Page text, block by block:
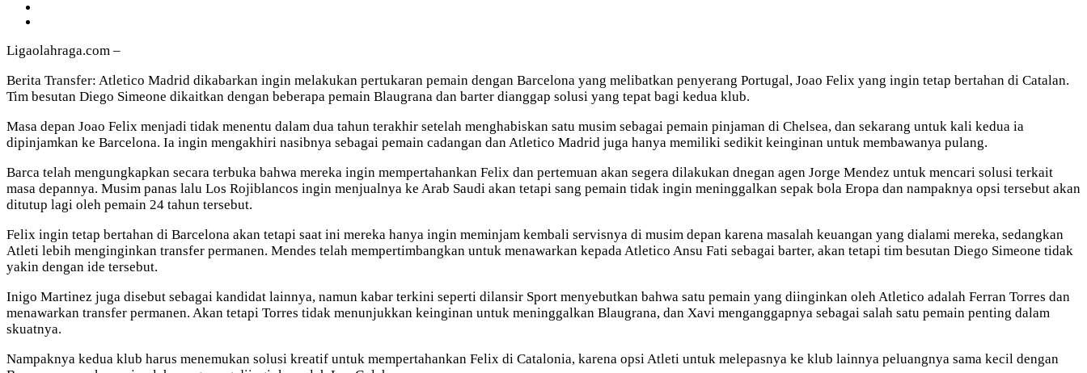
Ligaolahraga.com –
Berita Transfer: Atletico Madrid dikabarkan ingin melakukan pertukaran pemain dengan Barcelona yang melibatkan penyerang Portugal, Joao Felix yang ingin tetap bertahan di Catalan.
Tim besutan Diego Simeone dikaitkan dengan beberapa pemain Blaugrana dan barter dianggap solusi yang tepat bagi kedua klub.
Masa depan Joao Felix menjadi tidak menentu dalam dua tahun terakhir setelah menghabiskan satu musim sebagai pemain pinjaman di Chelsea, dan sekarang untuk kali kedua ia
dipinjamkan ke Barcelona. Ia ingin mengakhiri nasibnya sebagai pemain cadangan dan Atletico Madrid juga hanya memiliki sedikit keinginan untuk membawanya pulang.
Barca telah mengungkapkan secara terbuka bahwa mereka ingin mempertahankan Felix dan pertemuan akan segera dilakukan dnegan agen Jorge Mendez untuk mencari solusi terkait
masa depannya. Musim panas lalu Los Rojiblancos ingin menjualnya ke Arab Saudi akan tetapi sang pemain tidak ingin meninggalkan sepak bola Eropa dan nampaknya opsi tersebut akan
ditutup lagi oleh pemain 24 tahun tersebut.
Felix ingin tetap bertahan di Barcelona akan tetapi saat ini mereka hanya ingin meminjam kembali servisnya di musim depan karena masalah keuangan yang dialami mereka, sedangkan
Atleti lebih menginginkan transfer permanen. Mendes telah mempertimbangkan untuk menawarkan kepada Atletico Ansu Fati sebagai barter, akan tetapi tim besutan Diego Simeone tidak
yakin dengan ide tersebut.
Inigo Martinez juga disebut sebagai kandidat lainnya, namun kabar terkini seperti dilansir Sport menyebutkan bahwa satu pemain yang diinginkan oleh Atletico adalah Ferran Torres dan
menawarkan transfer permanen. Akan tetapi Torres tidak menunjukkan keinginan untuk meninggalkan Blaugrana, dan Xavi menganggapnya sebagai salah satu pemain penting dalam
skuatnya.
Nampaknya kedua klub harus menemukan solusi kreatif untuk mempertahankan Felix di Catalonia, karena opsi Atleti untuk melepasnya ke klub lainnya peluangnya sama kecil dengan